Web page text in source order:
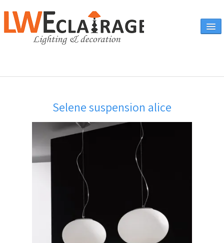
Vente en ligne
Eclairages & produits
Selene suspension alice